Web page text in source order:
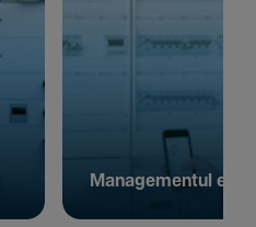
Managementul